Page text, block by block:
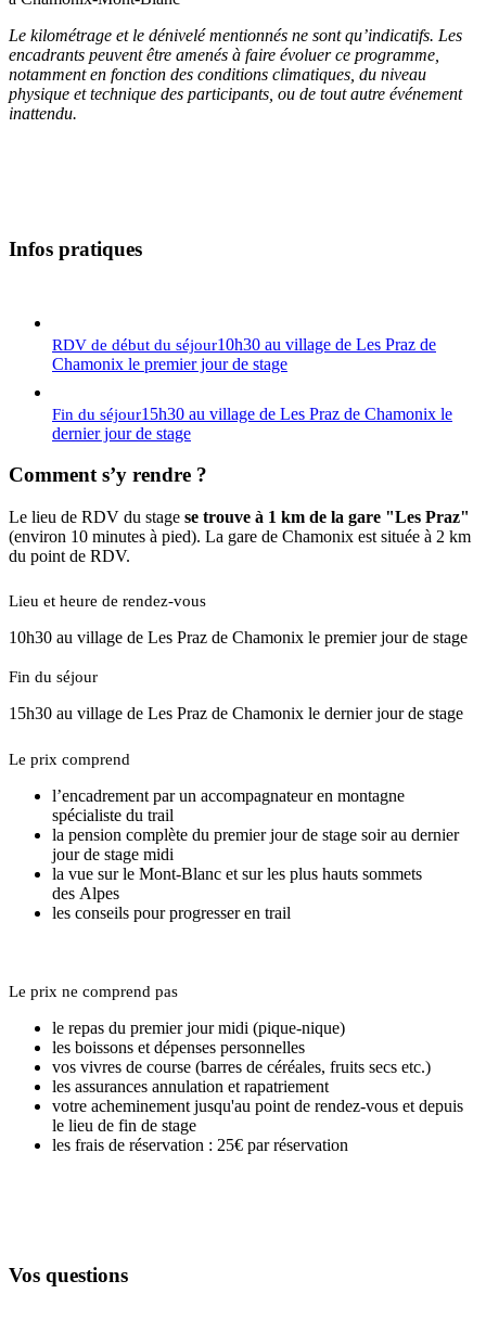
Le kilométrage et le dénivelé mentionnés ne sont qu’indicatifs. Les
encadrants peuvent être amenés à faire évoluer ce programme,
notamment en fonction des conditions climatiques, du niveau
physique et technique des participants, ou de tout autre événement
inattendu.
Infos pratiques
RDV de début du séjour10h30 au village de Les Praz de
Chamonix le premier jour de stage
Fin du séjour15h30 au village de Les Praz de Chamonix le
dernier jour de stage
Comment s’y rendre ?
Le lieu de RDV du stage se trouve à 1 km de la gare "Les Praz"
(environ 10 minutes à pied). La gare de Chamonix est située à 2 km
du point de RDV.
Lieu et heure de rendez-vous
10h30 au village de Les Praz de Chamonix le premier jour de stage
Fin du séjour
15h30 au village de Les Praz de Chamonix le dernier jour de stage
Le prix comprend
l’encadrement par un accompagnateur en montagne
spécialiste du trail
la pension complète du premier jour de stage soir au dernier
jour de stage midi
la vue sur le Mont-Blanc et sur les plus hauts sommets
des Alpes
les conseils pour progresser en trail
Le prix ne comprend pas
le repas du premier jour midi (pique-nique)
les boissons et dépenses personnelles
vos vivres de course (barres de céréales, fruits secs etc.)
les assurances annulation et rapatriement
votre acheminement jusqu'au point de rendez-vous et depuis
le lieu de fin de stage
les frais de réservation : 25€ par réservation
Vos questions